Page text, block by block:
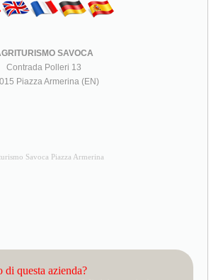
SAVOCA
Contrada Polleri 13
Piazza Armerina (EN)
Savoca Piazza Armerina
di questa azienda?